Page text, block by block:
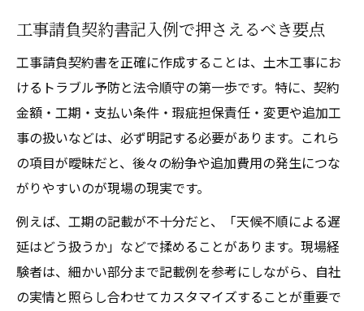
工事請負契約書記入例で押さえるべき要点
工事請負契約書を正確に作成することは、土木工事にお
けるトラブル予防と法令順守の第一歩です。特に、契約
金額・工期・支払い条件・瑕疵担保責任・変更や追加工
事の扱いなどは、必ず明記する必要があります。これら
の項目が曖昧だと、後々の紛争や追加費用の発生につな
がりやすいのが現場の現実です。
例えば、工期の記載が不十分だと、「天候不順による遅
延はどう扱うか」などで揉めることがあります。現場経
験者は、細かい部分まで記載例を参考にしながら、自社
の実情と照らし合わせてカスタマイズすることが重要で